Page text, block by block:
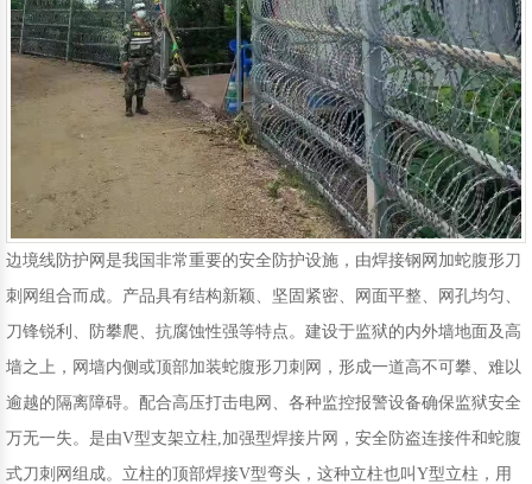
边境线防护网是我国非常重要的安全防护设施，由焊接钢网加蛇腹形刀
刺网组合而成。产品具有结构新颖、坚固紧密、网面平整、网孔均匀、
刀锋锐利、防攀爬、抗腐蚀性强等特点。建设于监狱的内外墙地面及高
墙之上，网墙内侧或顶部加装蛇腹形刀刺网，形成一道高不可攀、难以
逾越的隔离障碍。配合高压打击电网、各种监控报警设备确保监狱安全
万无一失。是由V型支架立柱,加强型焊接片网，安全防盗连接件和蛇腹
式刀刺网组成。立柱的顶部焊接V型弯头，这种立柱也叫Y型立柱，用